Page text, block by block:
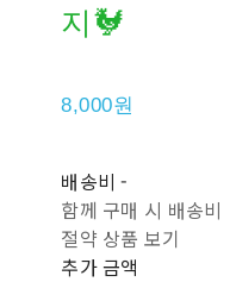
지🐓
8,000원
배송비-
함께 구매 시 배송비
절약 상품 보기
추가 금액